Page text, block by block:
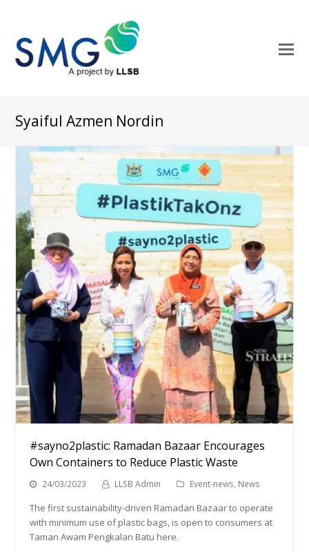
Syaiful Azmen Nordin
#sayno2plastic: Ramadan Bazaar Encourages
Own Containers to Reduce Plastic Waste
24/03/2023 LLSB Admin Event-news, News
The first sustainability-driven Ramadan Bazaar to operate
with minimum use of plastic bags, is open to consumers at
Taman Awam Pengkalan Batu here.